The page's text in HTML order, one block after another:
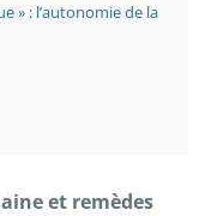
» : l’autonomie de la
et remèdes